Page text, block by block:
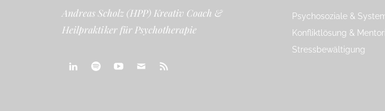
Andreas Scholz (HPP) Kreativ Coach &
Heilpraktiker für Psychotherapie
Psychosoziale &
Konfliktlösung &
Stressbewältigung